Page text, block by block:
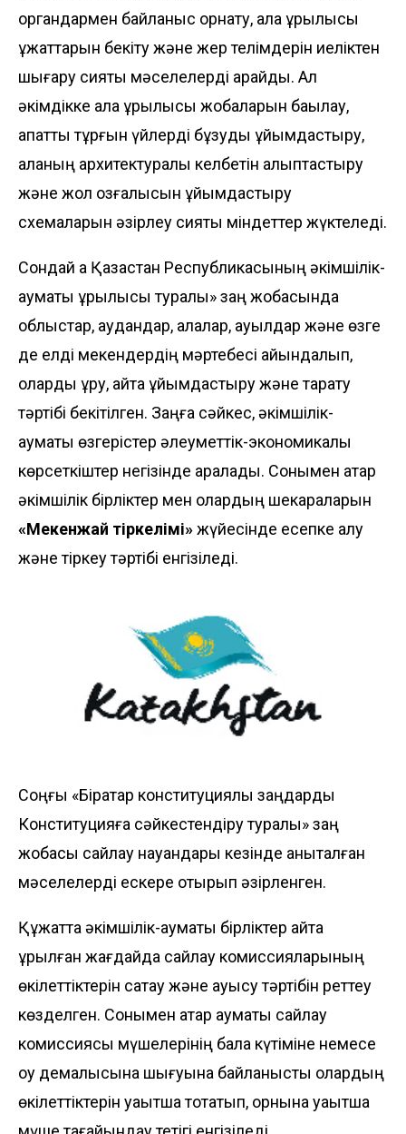
органдармен байланыс орнату, қала құрылысы
құжаттарын бекіту және жер телімдерін иеліктен
шығару сияқты мәселелерді қарайды. Ал
әкімдікке қала құрылысы жобаларын бақылау,
апаттық тұрғын үйлерді бұзуды ұйымдастыру,
қаланың архитектуралық келбетін қалыптастыру
және жол қозғалысын ұйымдастыру
схемаларын әзірлеу сияқты міндеттер жүктеледі.
Сондай ақ Қазақстан Республикасының әкімшілік-
аумақтық құрылысы туралы» заң жобасында
облыстар, аудандар, қалалар, ауылдар және өзге
де елді мекендердің мәртебесі айқындалып,
оларды құру, қайта ұйымдастыру және тарату
тәртібі бекітілген. Заңға сәйкес, әкімшілік-
аумақтық өзгерістер әлеуметтік-экономикалық
көрсеткіштер негізінде қаралады. Сонымен қатар
әкімшілік бірліктер мен олардың шекараларын
«Мекенжай тіркелімі»жүйесінде есепке алу
және тіркеу тәртібі енгізіледі.
Соңғы «Бірқатар конституциялық заңдарды
Конституцияға сәйкестендіру туралы» заң
жобасы сайлау науқандары кезінде анықталған
мәселелерді ескере отырып әзірленген.
Құжатта әкімшілік-аумақтық бірліктер қайта
құрылған жағдайда сайлау комиссияларының
өкілеттіктерін сақтау және ауысу тәртібін реттеу
көзделген. Сонымен қатар аумақтық сайлау
комиссиясы мүшелерінің бала күтіміне немесе
оқу демалысына шығуына байланысты олардың
өкілеттіктерін уақытша тоқтатып, орнына уақытша